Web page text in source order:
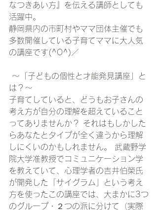
なつきあい方』を伝える講師としても
活躍中。
静岡県内の市町村やママ団体主催でも
多数開催している子育てママに大人気
の講座です(^O^)／
は？～
子育てしていると、どうもお子さんの
考え方が自分の理解を超えていること
ってありませんか？ それはもしかした
らあなたとタイプが全く違うから理解
しにくいのかもしれません。 武蔵野学
院大学准教授でコミュニケーション学
を教えていて、心理学者の吉井伯榮氏
が開発した「サイグラム」という考え
方を使ったこの講座では、大まかに3つ
のグループ・２つの派に分けて（実際